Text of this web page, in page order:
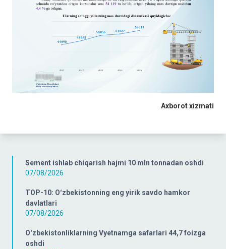
Sement ishlab chiqarish hajmi 10 mln tonnadan oshdi
07/08/2026
TOP-10: Oʻzbekistonning eng yirik savdo hamkor
davlatlari
07/08/2026
Oʻzbekistonliklarning Vyetnamga safarlari 44,7 foizga
oshdi
Axborot xizmati